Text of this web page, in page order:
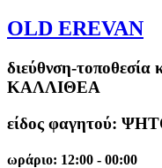
OLD EREVAN
διεύθνση-τοποθεσία
ΚΑΛΛΙΘΕΑ
είδος φαγητού:
ωράριο: 12:00 - 00:00